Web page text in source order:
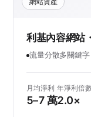
利基內容網站
流量分散多關鍵
月均淨利
5–7 萬
年淨利倍
2.0×